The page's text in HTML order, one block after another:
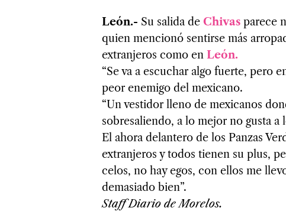
León.- Su salida de Chivas parece
quien mencionó sentirse más
extranjeros como en León.
“Se va a escuchar algo fuerte, pero
peor enemigo del mexicano.
“Un vestidor lleno de mexicanos
sobresaliendo, a lo mejor no gusta a
El ahora delantero de los Panzas
extranjeros y todos tienen su plus,
celos, no hay egos, con ellos me
demasiado bien”.
Staff Diario de Morelos.